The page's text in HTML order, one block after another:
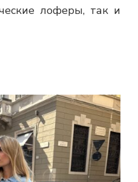
лоферы, так и